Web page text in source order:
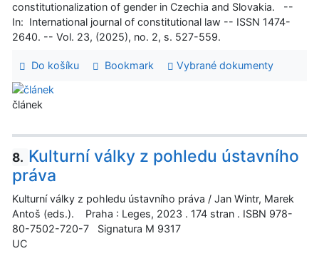
constitutionalization of gender in Czechia and Slovakia. --
In: International journal of constitutional law -- ISSN 1474-
2640. -- Vol. 23, (2025), no. 2, s. 527-559.
Do košíku Bookmark Vybrané dokumenty
článek
8. Kulturní války z pohledu ústavního
práva
Kulturní války z pohledu ústavního práva / Jan Wintr, Marek
Antoš (eds.). Praha : Leges, 2023 . 174 stran . ISBN 978-
80-7502-720-7 Signatura M 9317
UC